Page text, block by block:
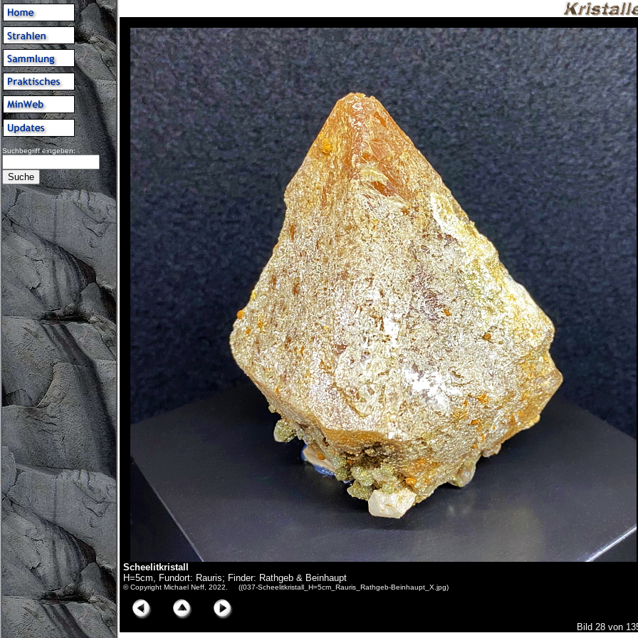
Suchbegriff eingeben:
Scheelitkristall
H=5cm, Fundort: Rauris; Finder: Rathgeb & Beinhaupt
© Copyright Michael Neff, 2022. ((037-Scheelitkristall_H=5cm_Rauris_Rathgeb-Beinhaupt_X.jpg)
Bild 28 von